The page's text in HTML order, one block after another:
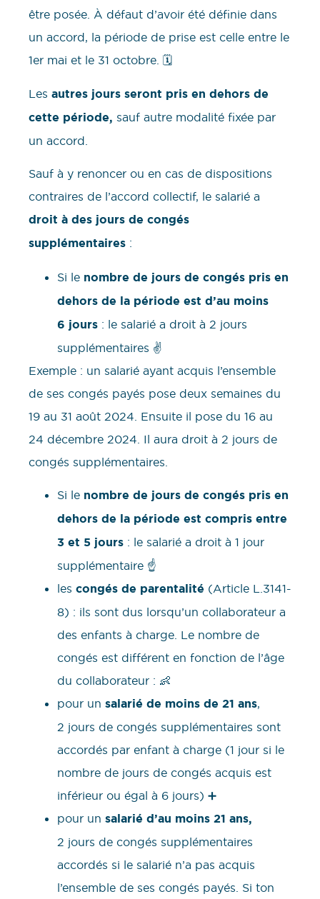
être posée. À défaut d’avoir été définie dans
un accord, la période de prise est celle entre le
1er mai et le 31 octobre. 🗓️
Les autres jours seront pris en dehors de
cette période, sauf autre modalité fixée par
un accord.
Sauf à y renoncer ou en cas de dispositions
contraires de l’accord collectif, le salarié a
droit à des jours de congés
supplémentaires :
Si le nombre de jours de congés pris en
dehors de la période est d’au moins
6 jours : le salarié a droit à 2 jours
supplémentaires ✌️
Exemple : un salarié ayant acquis l’ensemble
de ses congés payés pose deux semaines du
19 au 31 août 2024. Ensuite il pose du 16 au
24 décembre 2024. Il aura droit à 2 jours de
congés supplémentaires.
Si le nombre de jours de congés pris en
dehors de la période est compris entre
3 et 5 jours : le salarié a droit à 1 jour
supplémentaire ☝️
les congés de parentalité (Article L.3141-
8) : ils sont dus lorsqu’un collaborateur a
des enfants à charge. Le nombre de
congés est différent en fonction de l’âge
du collaborateur : 👶
pour un salarié de moins de 21 ans,
2 jours de congés supplémentaires sont
accordés par enfant à charge (1 jour si le
nombre de jours de congés acquis est
inférieur ou égal à 6 jours) ➕
pour un salarié d’au moins 21 ans,
2 jours de congés supplémentaires
accordés si le salarié n’a pas acquis
l’ensemble de ses congés payés. Si ton